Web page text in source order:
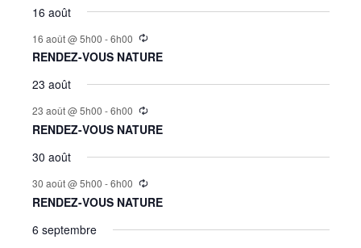
16 août
16 août @ 5h00 -6h00
RENDEZ-VOUS NATURE
23 août
23 août @ 5h00 -6h00
RENDEZ-VOUS NATURE
30 août
30 août @ 5h00 -6h00
RENDEZ-VOUS NATURE
6 septembre